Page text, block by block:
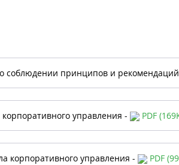
соблюдении принципов и рекомендаций
корпоративного управления - PDF
корпоративного управления - PDF